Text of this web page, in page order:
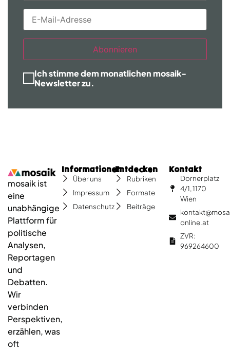
Abonnieren
Ich stimme dem monatlichen mosaik-
Newsletter zu.
mosaik ist
eine
unabhängige
Plattform für
politische
Analysen,
Reportagen
und
Debatten.
Wir
verbinden
Perspektiven,
erzählen, was
oft
Informationen
Über uns
Impressum
Datenschutz
Entdecken
Rubriken
Formate
Beiträge
Kontakt
Dornerplatz
4/1, 1170
Wien
online.at
ZVR:
969264600